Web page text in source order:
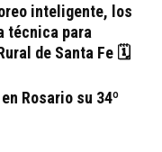
inteligente, los
técnica para
de Santa Fe 🗓
Rosario su 34º